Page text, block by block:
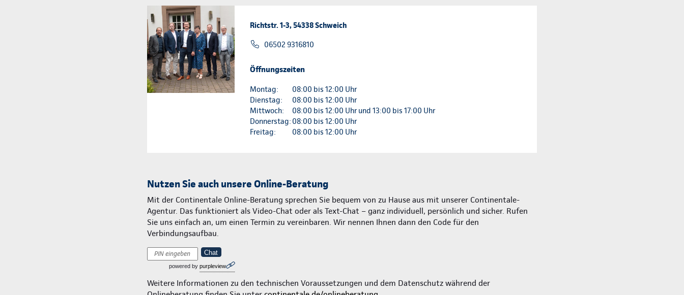
Richtstr. 1-3, 54338 Schweich
06502 9316810
Öffnungszeiten
Montag:
08:00 bis 12:00 Uhr
Dienstag:
08:00 bis 12:00 Uhr
Mittwoch:
08:00 bis 12:00 Uhr und 13:00 bis 17:00 Uhr
Donnerstag:08:00 bis 12:00 Uhr
Freitag:
08:00 bis 12:00 Uhr
Nutzen Sie auch unsere Online-Beratung
Mit der Continentale Online-Beratung sprechen Sie bequem von zu Hause aus mit unserer Continentale-
Agentur. Das funktioniert als Video-Chat oder als Text-Chat – ganz individuell, persönlich und sicher. Rufen
Sie uns einfach an, um einen Termin zu vereinbaren. Wir nennen Ihnen dann den Code für den
Verbindungsaufbau.
Chat
powered by purpleview
Weitere Informationen zu den technischen Voraussetzungen und dem Datenschutz während der